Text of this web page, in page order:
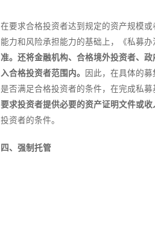
在要求合格投资者达到规定的资产规模
能力和风险承担能力的基础上，《私募办
准。还将金融机构、合格境外投资者、
入合格投资者范围内。
因此，在具体的
是否满足合格投资者的条件，在完成私
要求投资者提供必要的资产证明文件或
投资者的条件。
四、强制托管